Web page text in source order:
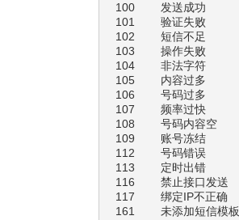
100 发送成功
101 验证失败
102 短信不足
103 操作失败
104 非法字符
105 内容过多
106 号码过多
107 频率过快
108 号码内容空
109 账号冻结
112 号码错误
113 定时出错
116 禁止接口发送
117 绑定IP不正确
161 未添加短信模板